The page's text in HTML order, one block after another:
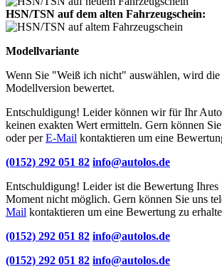
HSN/TSN auf dem alten Fahrzeugschein:
Modellvariante
Wenn Sie "Weiß ich nicht" auswählen, wird die
Modellversion bewertet.
Entschuldigung! Leider können wir für Ihr
keinen exakten Wert ermitteln. Gern können
oder perE-Mail kontaktieren um eine
(0152) 292 051 82 info@autolos.de
Entschuldigung! Leider ist die Bewertung Ihres
Moment nicht möglich. Gern können Sie uns
Mail kontaktieren um eine Bewertung zu
(0152) 292 051 82 info@autolos.de
(0152) 292 051 82 info@autolos.de